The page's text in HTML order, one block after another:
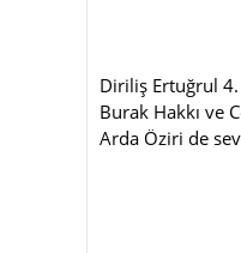
Diriliş Ertuğrul
Burak Hakkı ve
Arda Öziri de